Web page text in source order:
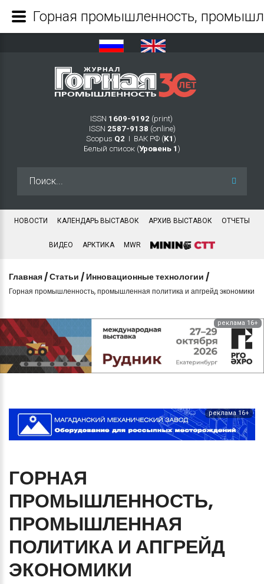
ISSN 1609-9192 (print)
ISSN 2587-9138 (online)
Scopus Q2 Ι ВАК РФ (K1 )
Белый список (Уровень 1 )
НОВОСТИ КАЛЕНДАРЬ ВЫСТАВОК АРХИВ ВЫСТАВОК ОТЧЕТЫ
ВИДЕО АРКТИКА MWR
Главная /Статьи / Инновационные технологии /
Горная промышленность, промышленная политика и апгрейд экономики
реклама 16+
реклама 16+
ГОРНАЯ
ПРОМЫШЛЕННОСТЬ,
ПРОМЫШЛЕННАЯ
ПОЛИТИКА И АПГРЕЙД
ЭКОНОМИКИ